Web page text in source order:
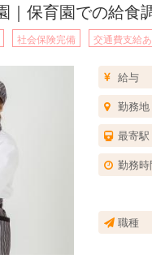
保育園での給食
社会保険完備 交通費支給
給与
勤務地
最寄駅
勤務時
職種